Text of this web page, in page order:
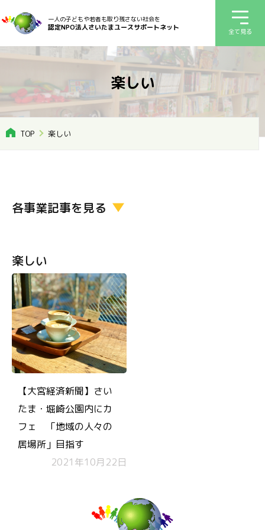
一人の子どもや若者も取り残さない社会を
認定NPO法人さいたまユースサポートネット 全て見る
楽しい
TOP 楽しい
各事業記事を見る
楽しい
【大宮経済新聞】さい
たま・堀崎公園内にカ
フェ 「地域の人々の
居場所」目指す
2021年10月22日